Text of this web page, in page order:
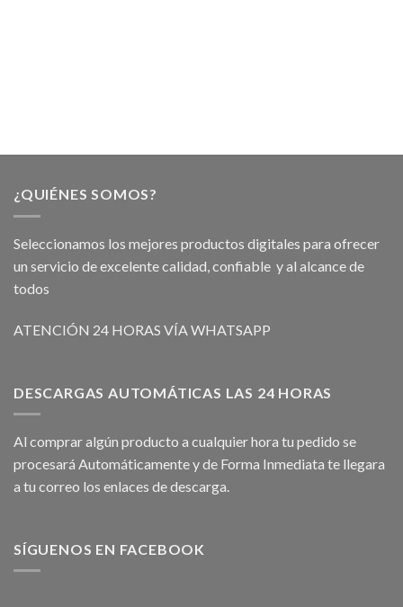
¿QUIÉNES SOMOS?
Seleccionamos los mejores productos digitales para ofrecer
un servicio de excelente calidad, confiable y al alcance de
todos
ATENCIÓN 24 HORAS VÍA WHATSAPP
DESCARGAS AUTOMÁTICAS LAS 24 HORAS
Al comprar algún producto a cualquier hora tu pedido se
procesará Automáticamente y de Forma Inmediata te llegara
a tu correo los enlaces de descarga.
SÍGUENOS EN FACEBOOK